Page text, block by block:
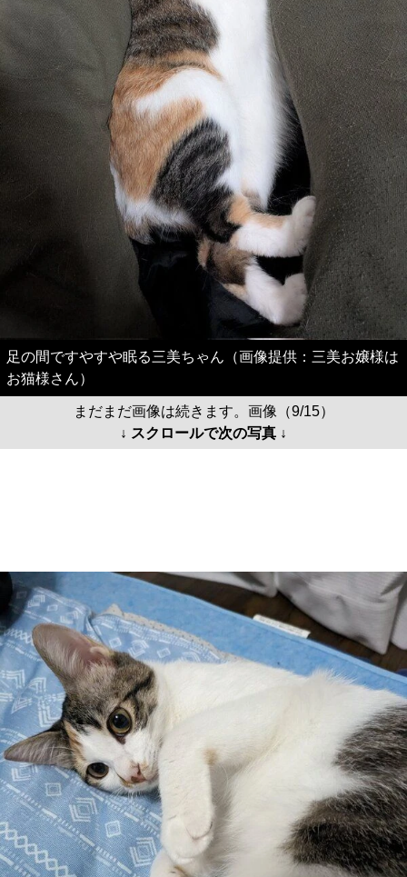
足の間ですやすや眠る三美ちゃん（画像提供：三美お嬢様は
お猫様さん）
まだまだ画像は続きます。画像（9/15）
↓ スクロールで次の写真 ↓